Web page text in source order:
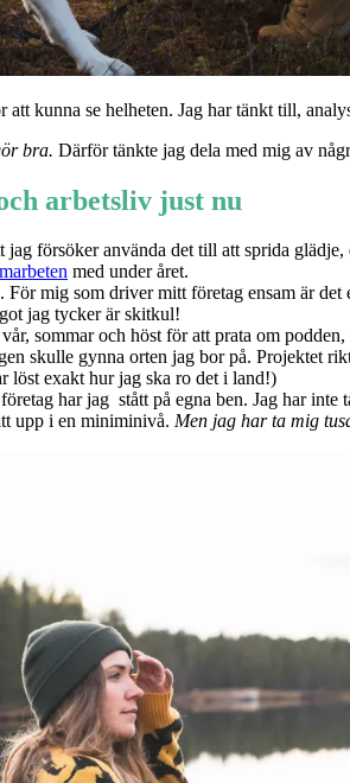
kunna se helheten. Jag har tänkt till,
bra. Därför tänkte jag dela med mig av
arbetsliv just nu
jag försöker använda det till att sprida
med under året.
För mig som driver mitt företag ensam är
jag tycker är skitkul!
sommar och höst för att prata om
skulle gynna orten jag bor på. Projektet
löst exakt hur jag ska ro det i land!)
har jag stått på egna ben. Jag har
upp i en miniminivå. Men jag har ta mig